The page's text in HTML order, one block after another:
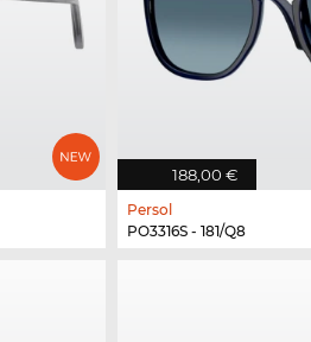
188,00 €
Persol
PO3316S - 181/Q8